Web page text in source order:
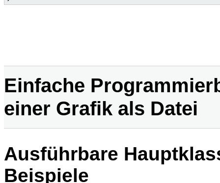
Einfache
einer Grafik als Datei
Ausführbare
Beispiele